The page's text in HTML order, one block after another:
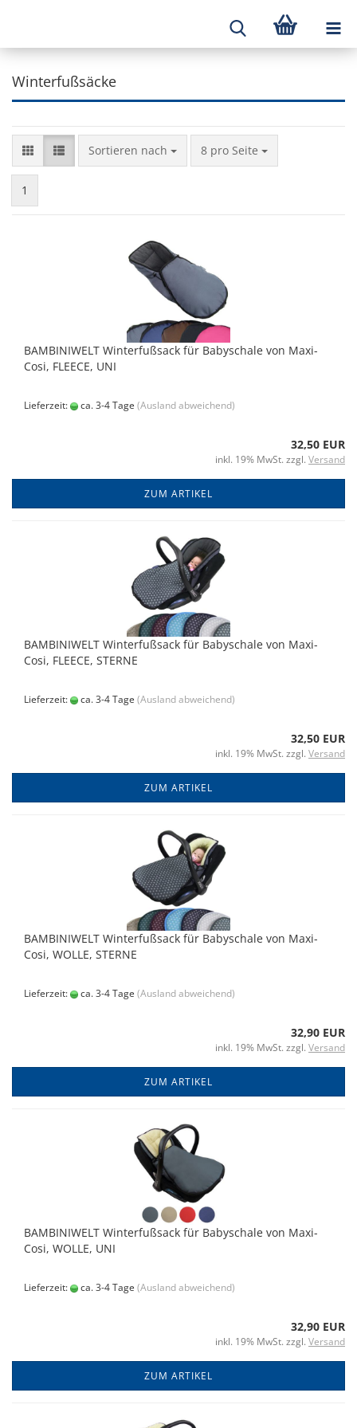
Winterfußsäcke
Sortieren nach 8 pro Seite
1
BAMBINIWELT Winterfußsack für Babyschale von Maxi-
Cosi, FLEECE, UNI
Lieferzeit: ca. 3-4 Tage (Ausland abweichend)
32,50 EUR
inkl. 19% MwSt. zzgl. Versand
ZUM ARTIKEL
BAMBINIWELT Winterfußsack für Babyschale von Maxi-
Cosi, FLEECE, STERNE
Lieferzeit: ca. 3-4 Tage (Ausland abweichend)
32,50 EUR
inkl. 19% MwSt. zzgl. Versand
ZUM ARTIKEL
BAMBINIWELT Winterfußsack für Babyschale von Maxi-
Cosi, WOLLE, STERNE
Lieferzeit: ca. 3-4 Tage (Ausland abweichend)
32,90 EUR
inkl. 19% MwSt. zzgl. Versand
ZUM ARTIKEL
BAMBINIWELT Winterfußsack für Babyschale von Maxi-
Cosi, WOLLE, UNI
Lieferzeit: ca. 3-4 Tage (Ausland abweichend)
32,90 EUR
inkl. 19% MwSt. zzgl. Versand
ZUM ARTIKEL